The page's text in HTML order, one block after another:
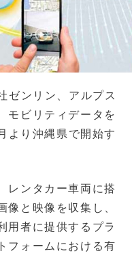
ゼンリン、アルプス
モビリティデータを
より沖縄県で開始す
レンタカー車両に搭
と映像を収集し、
用者に提供するプラ
フォームにおける有